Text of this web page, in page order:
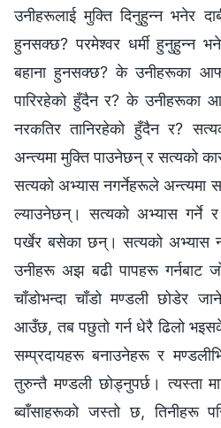
उनीहरूलाई मुक्ति दिनुहुन्न भनेर
हुनसक्छ? परमेश्‍वर धर्मी हुनुहुन्न
बहाना हुनसक्छ? के उनीहरूका
पारिरहेको हुँदैन र? के उनीहरूका
नरकतिर तानिरहेको हुँदैन र?
अन्त्यमा मुक्ति पाउनेछन् र सत्यको
सत्यको अभ्यास नगर्नेहरूले अन्त्यमा
ल्याउनेछन्। सत्यको अभ्यास गर्ने
पर्खेर बसेका छन्। सत्यको अभ्यास
उनीहरू अझ बढी पापहरू गर्नबाट
चाँडोभन्दा चाँडो मण्डली छोडेर
आउँछ, तब पछुतो गर्न धेरै ढिलो
सम्प्रदायहरू बनाउनेहरू र
तुरुन्तै मण्डली छोड्नुपर्छ। त्यस्ता
ब्वाँसाहरूको जस्तो छ, तिनीहरू